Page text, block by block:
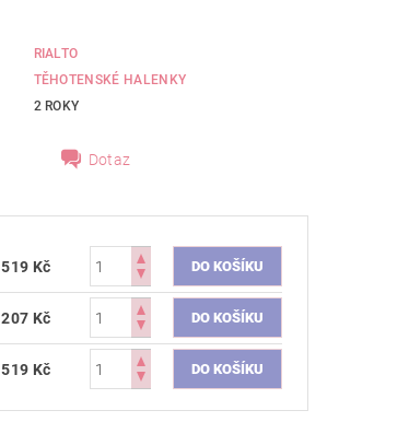
RIALTO
TĚHOTENSKÉ HALENKY
2 ROKY
Dotaz
519 Kč
207 Kč
519 Kč